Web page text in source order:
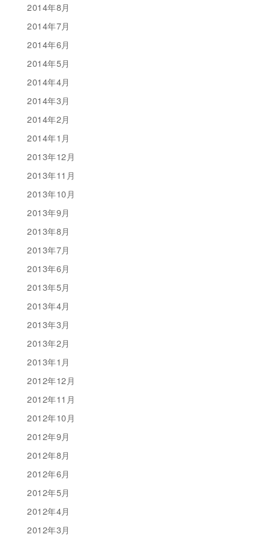
2014年8月
2014年7月
2014年6月
2014年5月
2014年4月
2014年3月
2014年2月
2014年1月
2013年12月
2013年11月
2013年10月
2013年9月
2013年8月
2013年7月
2013年6月
2013年5月
2013年4月
2013年3月
2013年2月
2013年1月
2012年12月
2012年11月
2012年10月
2012年9月
2012年8月
2012年6月
2012年5月
2012年4月
2012年3月